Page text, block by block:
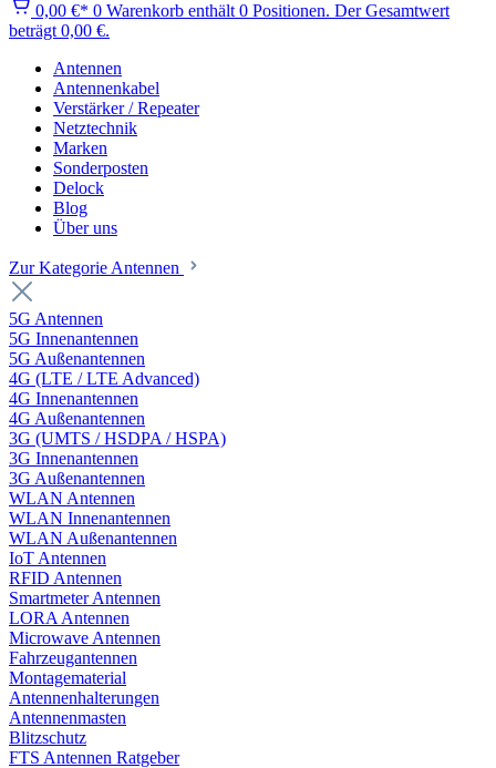
0,00 €* 0 Warenkorb enthält 0 Positionen. Der Gesamtwert
beträgt 0,00 €.
Antennen
Antennenkabel
Verstärker / Repeater
Netztechnik
Marken
Sonderposten
Delock
Blog
Über uns
Zur Kategorie Antennen
5G Antennen
5G Innenantennen
5G Außenantennen
4G (LTE / LTE Advanced)
4G Innenantennen
4G Außenantennen
3G (UMTS / HSDPA / HSPA)
3G Innenantennen
3G Außenantennen
WLAN Antennen
WLAN Innenantennen
WLAN Außenantennen
IoT Antennen
RFID Antennen
Smartmeter Antennen
LORA Antennen
Microwave Antennen
Fahrzeugantennen
Montagematerial
Antennenhalterungen
Antennenmasten
Blitzschutz
FTS Antennen Ratgeber